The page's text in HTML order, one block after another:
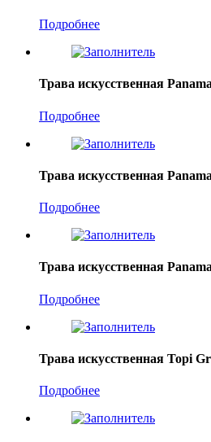
Подробнее
Трава искусственная
Подробнее
Трава искусственная
Подробнее
Трава искусственная
Подробнее
Трава искусственная Topi
Подробнее